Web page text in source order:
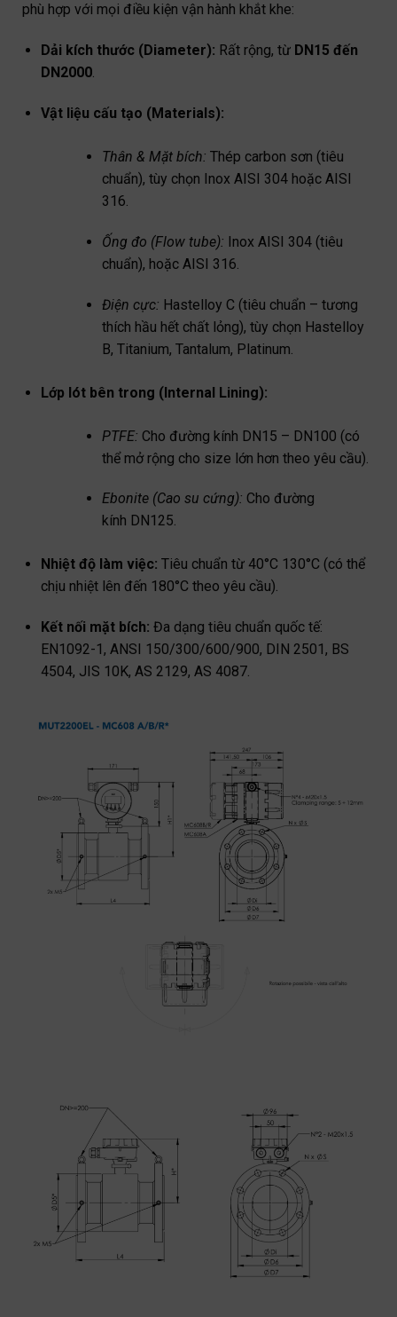
phù hợp với mọi điều kiện vận hành khắt khe:
Dải kích thước (Diameter): Rất rộng, từ DN15 đến
DN2000.
Vật liệu cấu tạo (Materials):
Thân & Mặt bích: Thép carbon sơn (tiêu
chuẩn), tùy chọn Inox AISI 304 hoặc AISI
316.
Ống đo (Flow tube): Inox AISI 304 (tiêu
chuẩn), hoặc AISI 316.
Điện cực: Hastelloy C (tiêu chuẩn – tương
thích hầu hết chất lỏng), tùy chọn Hastelloy
B, Titanium, Tantalum, Platinum.
Lớp lót bên trong (Internal Lining):
PTFE: Cho đường kính DN15 – DN100 (có
thể mở rộng cho size lớn hơn theo yêu cầu).
Ebonite (Cao su cứng): Cho đường
kính DN125.
Nhiệt độ làm việc: Tiêu chuẩn từ 40°C 130°C (có thể
chịu nhiệt lên đến 180°C theo yêu cầu).
Kết nối mặt bích: Đa dạng tiêu chuẩn quốc tế:
EN1092-1, ANSI 150/300/600/900, DIN 2501, BS
4504, JIS 10K, AS 2129, AS 4087.